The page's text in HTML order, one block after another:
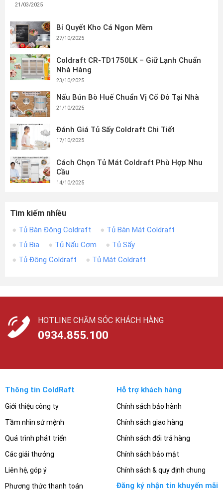
21/03/2025
Bí Quyết Kho Cá Ngon Mềm
27/10/2025
Coldraft CR-TD1750LK – Giữ Lạnh Chuẩn
Nhà Hàng
23/10/2025
Nấu Bún Bò Huế Chuẩn Vị Cố Đô Tại Nhà
21/10/2025
Đánh Giá Tủ Sấy Coldraft Chi Tiết
17/10/2025
Cách Chọn Tủ Mát Coldraft Phù Hợp Nhu
Cầu
14/10/2025
Tìm kiếm nhiều
Tủ Bàn Đông Coldraft
Tủ Bàn Mát Coldraft
Tủ Bia
Tủ Nấu Cơm
Tủ Sấy
Tủ Đông Coldraft
Tủ Mát Coldraft
HOTLINE CHĂM SÓC KHÁCH HÀNG
0934.855.100
Thông tin ColdRaft
Giới thiệu công ty
Tầm nhìn sứ mệnh
Quá trình phát triển
Các giải thưởng
Liên hệ, góp ý
Phương thức thanh toán
Hỗ trợ khách hàng
Chính sách bảo hành
Chính sách giao hàng
Chính sách đổi trả hàng
Chính sách bảo mật
Chính sách & quy định chung
Đăng ký nhận tin khuyến mãi